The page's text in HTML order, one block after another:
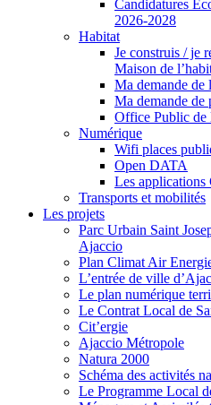
Candidatures
2026-2028
Habitat
Je construis / je
Maison de
Ma demande de
Ma demande de
Office Public de
Numérique
Wifi places
Open DATA
Les applications
Transports et mobilités
Les projets
Parc Urbain Saint
Ajaccio
Plan Climat Air
L’entrée de ville
Le plan numérique
Le Contrat Local de
Cit’ergie
Ajaccio Métropole
Natura 2000
Schéma des activités
Le Programme Local